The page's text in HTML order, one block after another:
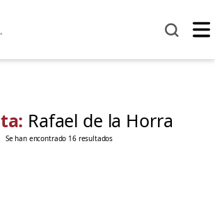
Rafael de la Horra
Se han encontrado 16 resultados